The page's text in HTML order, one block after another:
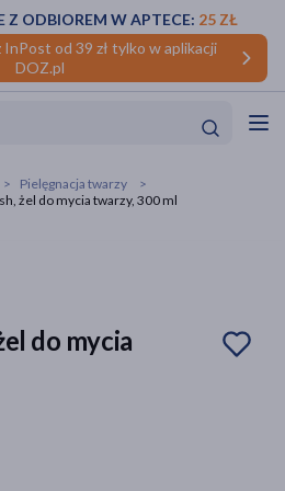
od 39 zł tylko w aplikacji
DOZ.pl
Z ODBIOREM W APTECE: 25 ZŁ
Pielęgnacja twarzy
żel do mycia twarzy, 300 ml
do mycia